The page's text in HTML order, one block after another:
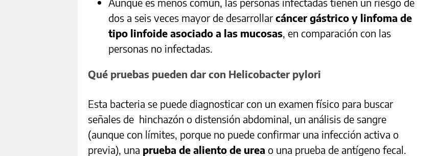
dos a seis veces mayor de desarrollarcáncer gástrico y linfoma de
tipo linfoide asociado a las mucosas, en comparación con las
personas no infectadas.
Qué pruebas pueden dar con Helicobacter pylori
Esta bacteria se puede diagnosticar con un examen físico para buscar
señales de hinchazón o distensión abdominal, un análisis de sangre
(aunque con límites, porque no puede confirmar una infección activa o
previa), una prueba de aliento de urea o una prueba de antígeno fecal.